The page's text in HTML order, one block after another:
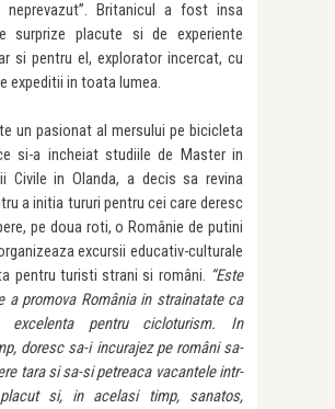
neprevazut”. Britanicul a fost insa
surprize placute si de experiente
si pentru el, explorator incercat, cu
expeditii in toata lumea.
un pasionat al mersului pe bicicleta
si-a incheiat studiile de Master in
Civile in Olanda, a decis sa revina
a initia tururi pentru cei care deresc
pe doua roti, o Românie de putini
excursii educativ-culturale
pentru turisti strani si români. “Este
a promova România in strainatate ca
excelenta pentru cicloturism. In
doresc sa-i incurajez pe români sa-
tara si sa-si petreaca vacantele intr-
si, in acelasi timp, sanatos,